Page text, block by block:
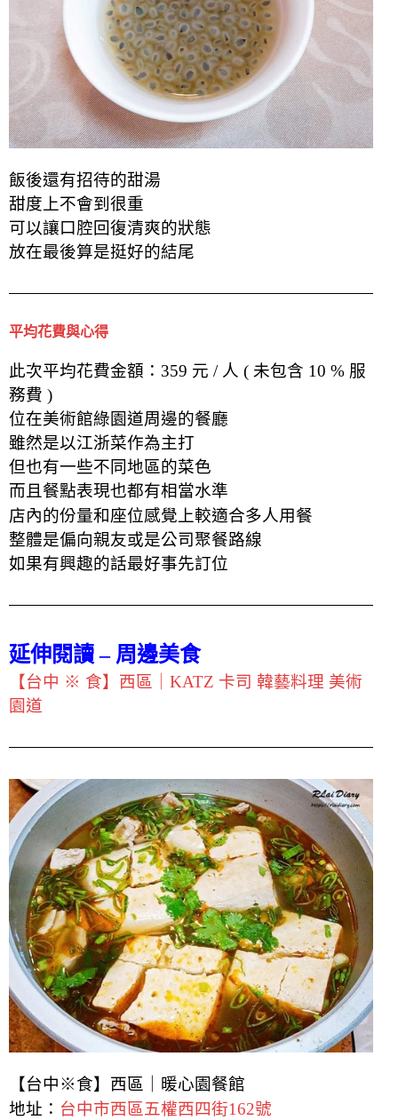
飯後還有招待的甜湯
甜度上不會到很重
可以讓口腔回復清爽的狀態
放在最後算是挺好的結尾
平均花費與心得
此次平均花費金額：359 元 / 人 ( 未包含 10 % 服
務費 )
位在美術館綠園道周邊的餐廳
雖然是以江浙菜作為主打
但也有一些不同地區的菜色
而且餐點表現也都有相當水準
店內的份量和座位感覺上較適合多人用餐
整體是偏向親友或是公司聚餐路線
如果有興趣的話最好事先訂位
延伸閱讀 – 周邊美食
【台中 ※ 食】西區｜KATZ 卡司 韓藝料理 美術
園道
【台中※食】西區｜暖心園餐館
地址： 台中市西區五權西四街162號